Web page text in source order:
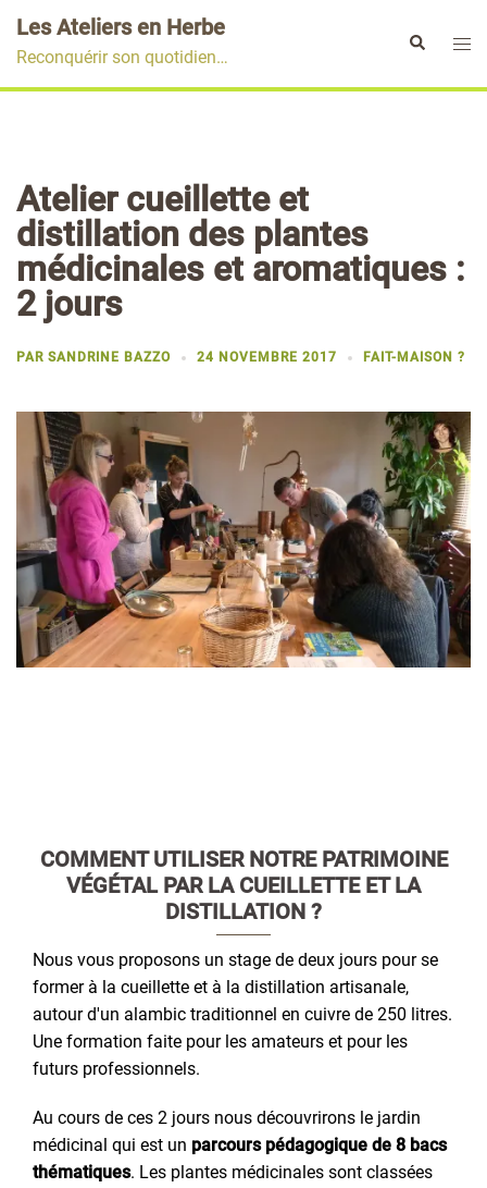
au
contenu
Les Ateliers en Herbe
Reconquérir son quotidien…
Rechercher
Atelier cueillette et
distillation des plantes
médicinales et aromatiques :
2 jours
PAR SANDRINE BAZZO 24 NOVEMBRE 2017 FAIT-MAISON ?
COMMENT UTILISER NOTRE PATRIMOINE
VÉGÉTAL PAR LA CUEILLETTE ET LA
DISTILLATION ?
Nous vous proposons un stage de deux jours pour se
former à la cueillette et à la distillation artisanale,
autour d'un alambic traditionnel en cuivre de 250 litres.
Une formation faite pour les amateurs et pour les
futurs professionnels.
Au cours de ces 2 jours nous découvrirons le jardin
médicinal qui est un parcours pédagogique de 8 bacs
thématiques. Les plantes médicinales sont classées